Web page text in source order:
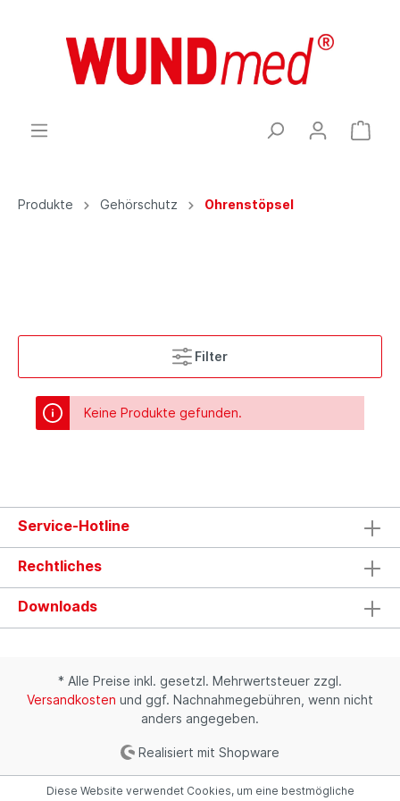
Produkte Gehörschutz Ohrenstöpsel
Filter
Keine Produkte gefunden.
Service-Hotline
Rechtliches
Downloads
* Alle Preise inkl. gesetzl. Mehrwertsteuer zzgl.
Versandkosten und ggf. Nachnahmegebühren, wenn nicht
anders angegeben.
Realisiert mit Shopware
Diese Website verwendet Cookies, um eine bestmögliche